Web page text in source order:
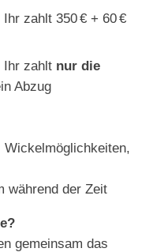
zahlt 350 € + 60 €
Ihr zahlt nur die
Abzug
während der Zeit
gemeinsam das